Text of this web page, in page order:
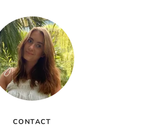
CONTACT